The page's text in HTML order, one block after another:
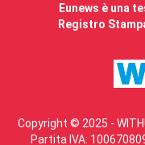
Eunews è una
Registro
Copyright © 2025 -
Partita IVA: